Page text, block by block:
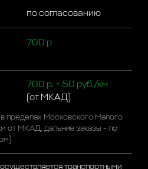
по согласованию
700 р
700 р. + 50 руб./км
(от МКАД)
пределах Московского Малого
от МКАД, дальние заказы - по
транспортными